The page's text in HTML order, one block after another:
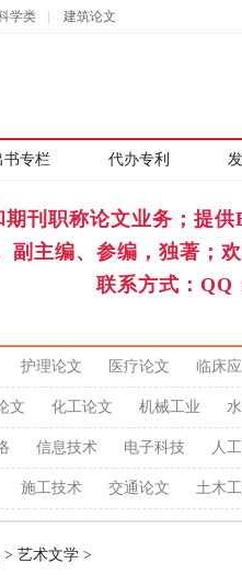
学类 建筑论文
书专栏 代办专利
刊职称论文业务；提
副主编、参编，独著；
联系方式：QQ
护理论文 医疗论文 临床
文 化工论文 机械工业
信息技术 电子科技 人
施工技术 交通论文 土木
> 艺术文学 >